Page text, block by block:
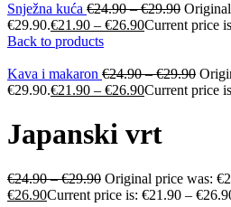
Snježna kuća €24.90–€29.90
€29.90.€21.90 – €26.90Current price
Back to products
Kava i makaron €24.90–€29.90
€29.90.€21.90 – €26.90Current price
Japanski vrt
€24.90–€29.90 Original price was:
€26.90Current price is: €21.90 –